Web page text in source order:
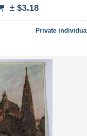
± $3.18
Private individual